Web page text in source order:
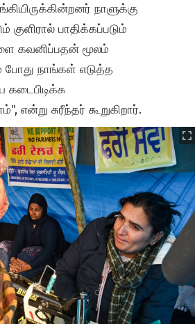
நாளுக்கு
குளிரால் பாதிக்கப்படும்
கவனிப்பதன் மூலம்
போது நாங்கள் எடுத்த
கடைபிடிக்க
என்று சுரீந்தர் கூறுகிறார்.